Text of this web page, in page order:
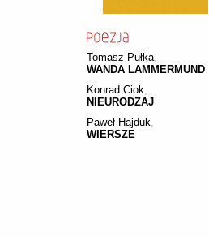
Tomasz Pułka,
WANDA LAMMERMUND
Konrad Ciok,
NIEURODZAJ
Paweł Hajduk,
WIERSZE